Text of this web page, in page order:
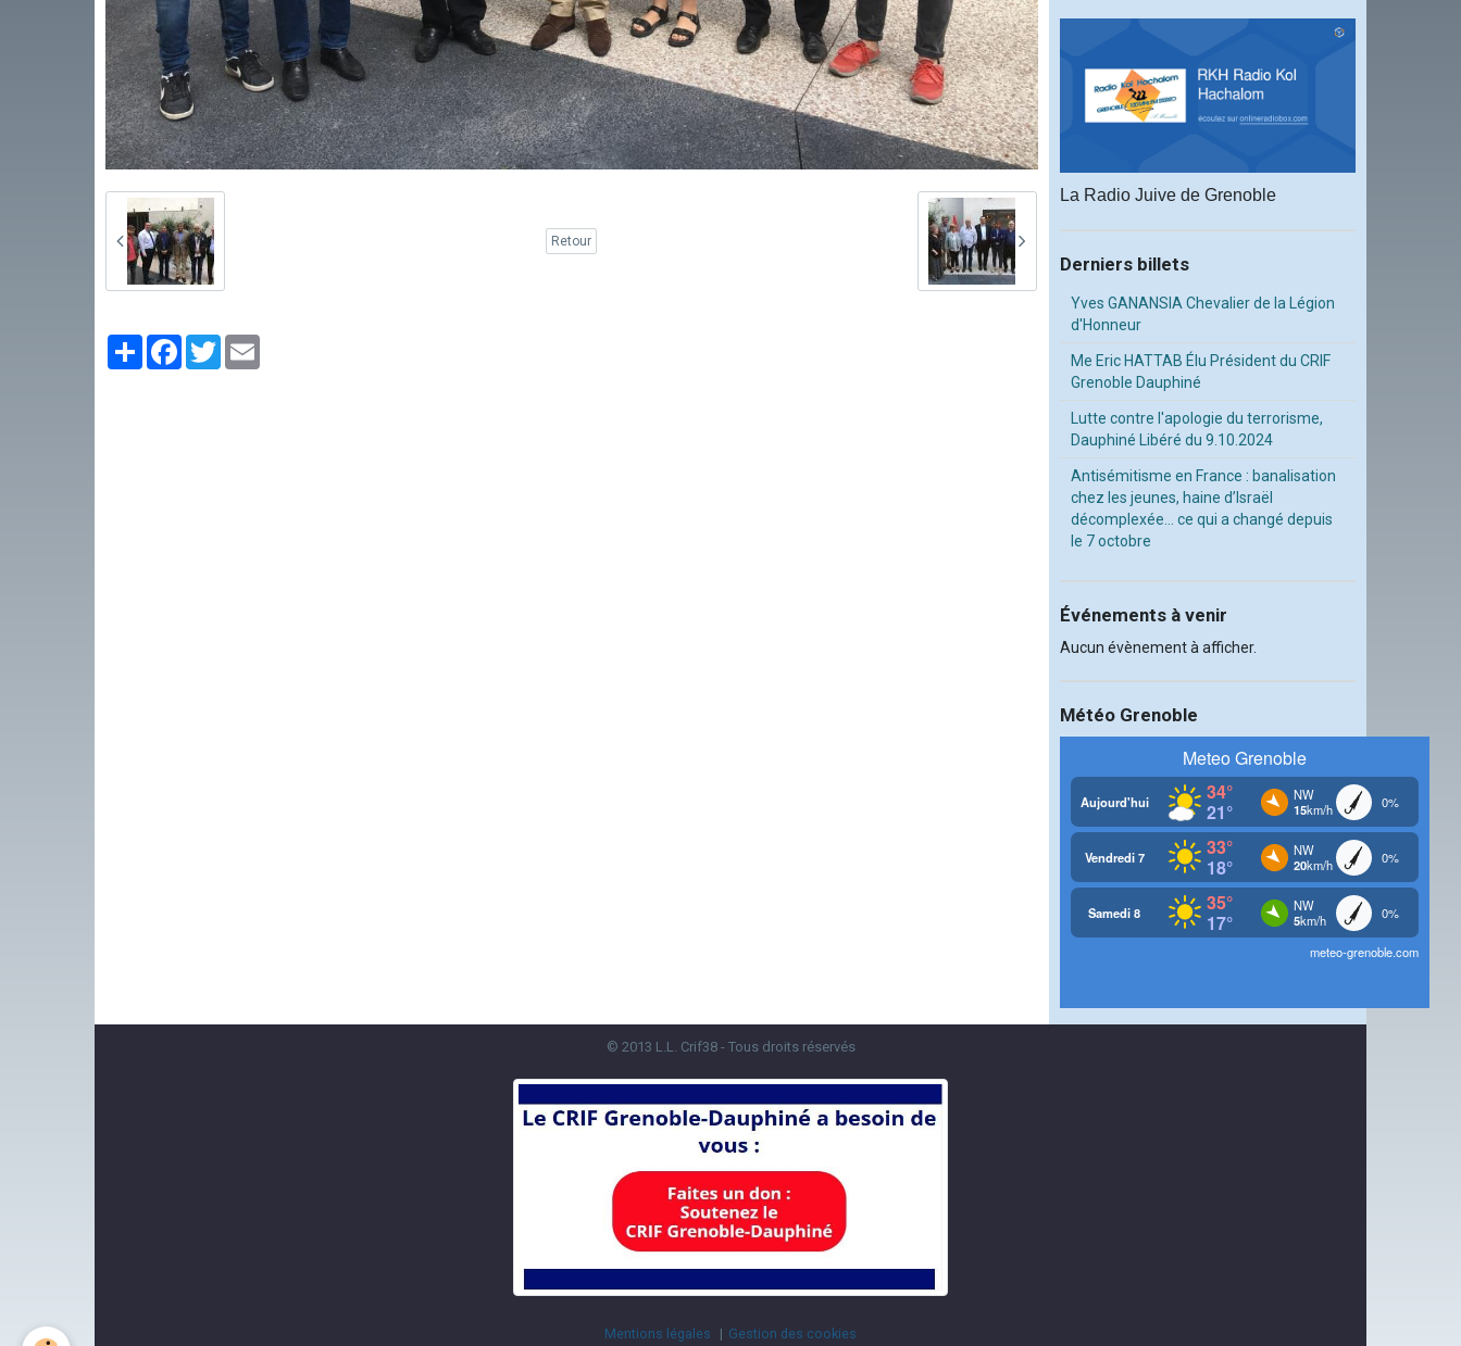
Retour
PartagerFacebook
Twitter
La Radio Juive de Grenoble
Derniers billets
Yves GANANSIA Chevalier de la Légion
d'Honneur
Me Eric HATTAB Élu Président du CRIF
Grenoble Dauphiné
Lutte contre l'apologie du terrorisme,
Dauphiné Libéré du 9.10.2024
Antisémitisme en France : banalisation
chez les jeunes, haine d’Israël
décomplexée… ce qui a changé depuis
le 7 octobre
Événements à venir
Aucun évènement à afficher.
Météo Grenoble
© 2013 L.L. Crif38 - Tous droits réservés
Mentions légales Gestion des cookies